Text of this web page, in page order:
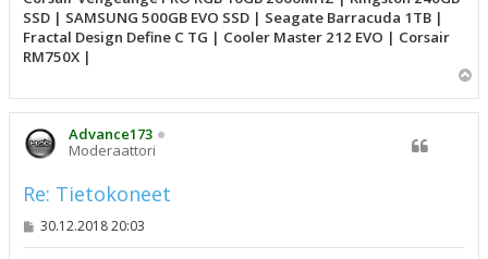
SSD | SAMSUNG 500GB EVO SSD | Seagate Barracuda 1TB |
Fractal Design Define C TG | Cooler Master 212 EVO | Corsair
RM750X |
ö
Advance173
Moderaattori
Re: Tietokoneet
V30.12.2018 20:03